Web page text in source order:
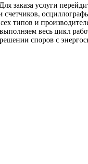
заказа услуги
типов и
весь цикл
споров с